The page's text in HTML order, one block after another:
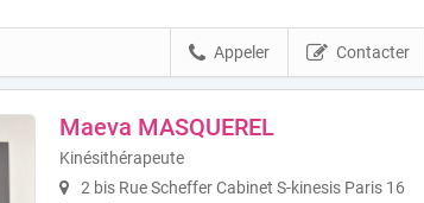
Contacter
Appeler
Maeva MASQUEREL
Kinésithérapeute
2 bis Rue Scheffer Cabinet S-kinesis Paris 16